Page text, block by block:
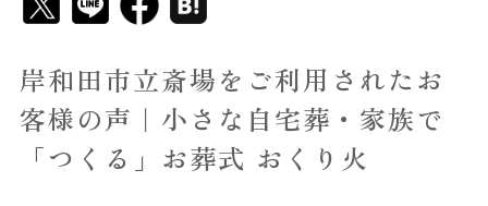
岸和田市立斎場をご利用されたお
客様の声｜小さな自宅葬・家族で
「つくる」お葬式 おくり火